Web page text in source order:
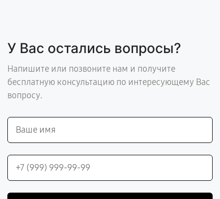
У Вас остались вопросы?
Напишите или позвоните нам и получите
бесплатную консультацию по интересующему Вас
вопросу.